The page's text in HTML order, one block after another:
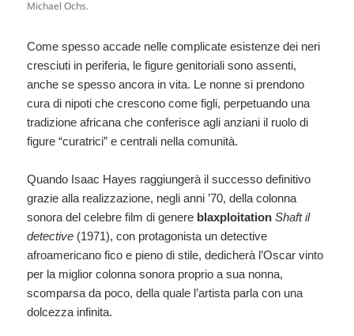
Michael Ochs.
Come spesso accade nelle complicate esistenze dei neri
cresciuti in periferia, le figure genitoriali sono assenti,
anche se spesso ancora in vita. Le nonne si prendono
cura di nipoti che crescono come figli, perpetuando una
tradizione africana che conferisce agli anziani il ruolo di
figure “curatrici” e centrali nella comunità.
Quando Isaac Hayes raggiungerà il successo definitivo
grazie alla realizzazione, negli anni ’70, della colonna
sonora del celebre film di genere blaxploitation Shaft il
detective (1971), con protagonista un detective
afroamericano fico e pieno di stile, dedicherà l’Oscar vinto
per la miglior colonna sonora proprio a sua nonna,
scomparsa da poco, della quale l’artista parla con una
dolcezza infinita.